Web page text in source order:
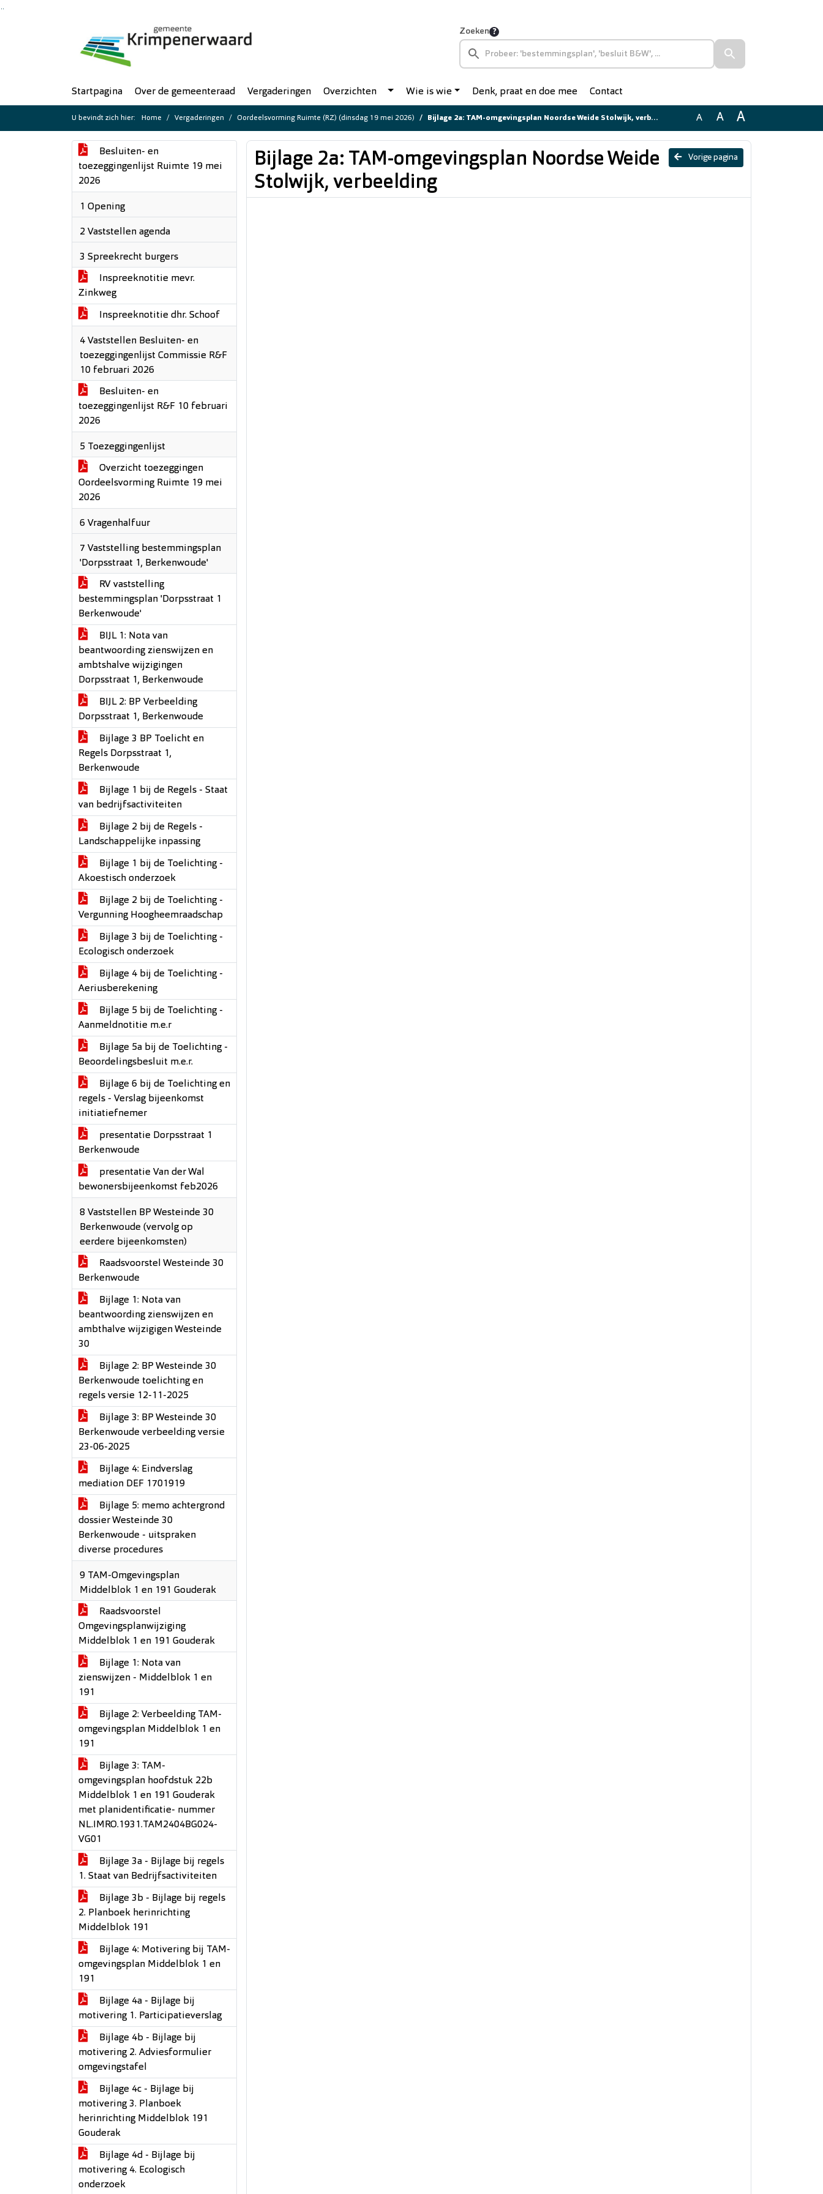
Zoeken
Startpagina Over de gemeenteraad Vergaderingen Overzichten Wie is wie Denk, praat en doe mee Contact
U bevindt zich hier: Home Vergaderingen Oordeelsvorming Ruimte (RZ) (dinsdag 19 mei 2026) Bijlage 2a: TAM-omgevingsplan Noordse Weide Stolwijk, verbeelding A A A
Besluiten- en
toezeggingenlijst Ruimte 19 mei
2026
1 Opening
2 Vaststellen agenda
3 Spreekrecht burgers
Inspreeknotitie mevr.
Zinkweg
Inspreeknotitie dhr. Schoof
4 Vaststellen Besluiten- en
toezeggingenlijst Commissie R&F
10 februari 2026
Besluiten- en
toezeggingenlijst R&F 10 februari
2026
5 Toezeggingenlijst
Overzicht toezeggingen
Oordeelsvorming Ruimte 19 mei
2026
6 Vragenhalfuur
7 Vaststelling bestemmingsplan
'Dorpsstraat 1, Berkenwoude'
RV vaststelling
bestemmingsplan 'Dorpsstraat 1
Berkenwoude'
BIJL 1: Nota van
beantwoording zienswijzen en
ambtshalve wijzigingen
Dorpsstraat 1, Berkenwoude
BIJL 2: BP Verbeelding
Dorpsstraat 1, Berkenwoude
Bijlage 3 BP Toelicht en
Regels Dorpsstraat 1,
Berkenwoude
Bijlage 1 bij de Regels - Staat
van bedrijfsactiviteiten
Bijlage 2 bij de Regels -
Landschappelijke inpassing
Bijlage 1 bij de Toelichting -
Akoestisch onderzoek
Bijlage 2 bij de Toelichting -
Vergunning Hoogheemraadschap
Bijlage 3 bij de Toelichting -
Ecologisch onderzoek
Bijlage 4 bij de Toelichting -
Aeriusberekening
Bijlage 5 bij de Toelichting -
Aanmeldnotitie m.e.r
Bijlage 5a bij de Toelichting -
Beoordelingsbesluit m.e.r.
Bijlage 6 bij de Toelichting en
regels - Verslag bijeenkomst
initiatiefnemer
presentatie Dorpsstraat 1
Berkenwoude
presentatie Van der Wal
bewonersbijeenkomst feb2026
8 Vaststellen BP Westeinde 30
Berkenwoude (vervolg op
eerdere bijeenkomsten)
Raadsvoorstel Westeinde 30
Berkenwoude
Bijlage 1: Nota van
beantwoording zienswijzen en
ambthalve wijzigigen Westeinde
30
Bijlage 2: BP Westeinde 30
Berkenwoude toelichting en
regels versie 12-11-2025
Bijlage 3: BP Westeinde 30
Berkenwoude verbeelding versie
23-06-2025
Bijlage 4: Eindverslag
mediation DEF 1701919
Bijlage 5: memo achtergrond
dossier Westeinde 30
Berkenwoude - uitspraken
diverse procedures
9 TAM-Omgevingsplan
Middelblok 1 en 191 Gouderak
Raadsvoorstel
Omgevingsplanwijziging
Middelblok 1 en 191 Gouderak
Bijlage 1: Nota van
zienswijzen - Middelblok 1 en
191
Bijlage 2: Verbeelding TAM-
omgevingsplan Middelblok 1 en
191
Bijlage 3: TAM-
omgevingsplan hoofdstuk 22b
Middelblok 1 en 191 Gouderak
met planidentificatie- nummer
NL.IMRO.1931.TAM2404BG024-
VG01
Bijlage 3a - Bijlage bij regels
1. Staat van Bedrijfsactiviteiten
Bijlage 3b - Bijlage bij regels
2. Planboek herinrichting
Middelblok 191
Bijlage 4: Motivering bij TAM-
omgevingsplan Middelblok 1 en
191
Bijlage 4a - Bijlage bij
motivering 1. Participatieverslag
Bijlage 4b - Bijlage bij
motivering 2. Adviesformulier
omgevingstafel
Bijlage 4c - Bijlage bij
motivering 3. Planboek
herinrichting Middelblok 191
Gouderak
Bijlage 4d - Bijlage bij
motivering 4. Ecologisch
onderzoek
Vorige pagina
Bijlage 2a: TAM-omgevingsplan Noordse Weide
Stolwijk, verbeelding